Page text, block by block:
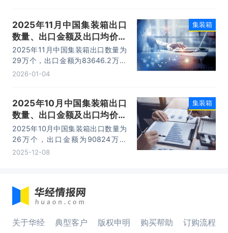
2025年11月中国集装箱出口
数量、出口金额及出口均价统
计分析
2025年11月中国集装箱出口数量为
29万个，出口金额为83646.2万美
元，出口均价为2884.35美元/个。
2026-01-04
集装箱
2025年10月中国集装箱出口
数量、出口金额及出口均价统
计分析
2025年10月中国集装箱出口数量为
26万个，出口金额为90824万美
元，出口均价为3493.23美元/个。
2025-12-08
集装箱
关于华经 典型客户 版权申明 购买帮助 订购流程